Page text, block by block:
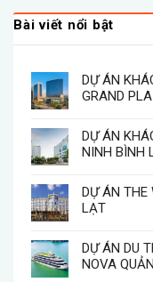
Bài viết nổi bật
DỰ ÁN
GRAND
DỰ ÁN
NINH BÌNH
DỰ ÁN THE
LẠT
DỰ ÁN DU
NOVA